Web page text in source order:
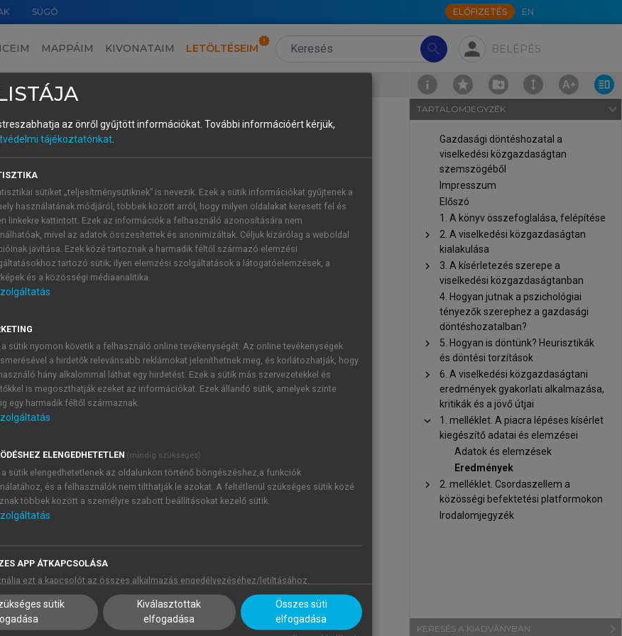
SÚGÓ ELŐFIZETÉS EN
search person BELÉPÉS
MAPPÁIM KIVONATAIM LETÖLTÉSEIM
1. melléklet. A piacra lépéses kísérlet kiegészítő adatai és elemzései
megadott információkat, és megértették és a piacra lépési
összehasonlítást tett lehetővé annak tesztelésére, hogy van-e
logikának a belépők tényleges számára és a piacra lépő
mutatták, hogy a nagyobb piaci kapacitás (K1vs.K2, illetve K5vs.
illetve K5vs.K8) több belépővel jár mind a készség-, mind pedig a
vs.K5, K2vs.K6, K3vs.K7, illetve K4
K8) azt is jelezték, hogy
be gyakrabban a készségalapú piacokra, mint a véletlenalapú
közti különbségek a különböző feladatokban.
ra
A McNemar-teszt eredményei a belépési döntésekkel
kapcsolatban (ANE)
0,000
0,001
0,000
1,000
1,000
0,608
TARTALOMJEGYZÉK navigate_next
Gazdasági döntéshozatal a
viselkedési közgazdaságtan
szemszögéből
Impresszum
Előszó
1. A könyv összefoglalása, felépítése
chevron_right
2. A viselkedési közgazdaságtan
kialakulása
chevron_right
3. A kísérletezés szerepe a
viselkedési közgazdaságtanban
4. Hogyan jutnak a pszichológiai
tényezők szerephez a gazdasági
döntéshozatalban?
chevron_right
5. Hogyan is döntünk? Heurisztikák
és döntési torzítások
chevron_right
6. A viselkedési közgazdaságtani
eredmények gyakorlati alkalmazása,
kritikák és a jövő útjai
chevron_right
1. melléklet. A piacra lépéses kísérlet
kiegészítő adatai és elemzései
Adatok és elemzések
Eredmények
chevron_right
2. melléklet. Csordaszellem a
közösségi befektetési platformokon
Irodalomjegyzék
KERESÉS A KIADVÁNYBAN
az önről gyűjtött információkat. További információért kérjük,
tájékoztatónkat.
sütiket „teljesítménysütiknek” is nevezik. Ezek a sütik információkat gyűjtenek a
használatának módjáról, többek között arról, hogy milyen oldalakat keresett fel és
linkekre kattintott. Ezek az információk a felhasználó azonosítására nem
mivel az adatok összesítettek és anonimizáltak. Céljuk kizárólag a weboldal
javítása. Ezek közé tartoznak a harmadik féltől származó elemzési
tartozó sütik; ilyen elemzési szolgáltatások a látogatóelemzések, a
és a közösségi médiaanalitika.
a sütik nyomon követik a felhasználó online tevékenységét. Az online tevékenységek
a hirdetők relevánsabb reklámokat jeleníthetnek meg, és korlátozhatják, hogy
hány alkalommal láthat egy hirdetést. Ezek a sütik más szervezetekkel és
is megoszthatják ezeket az információkat. Ezek állandó sütik, amelyek szinte
egy harmadik féltől származnak.
ELENGEDHETETLEN (mindig szükséges)
a sütik elengedhetetlenek az oldalunkon történő böngészéshez,a funkciók
és a felhasználók nem tilthatják le azokat. A feltétlenül szükséges sütik közé
többek között a személyre szabott beállításokat kezelő sütik.
APP ÁTKAPCSOLÁSA
ezt a kapcsolót az összes alkalmazás engedélyezéséhez/letiltásához.
sütik
Kiválasztottak
elfogadása
Összes süti
elfogadása